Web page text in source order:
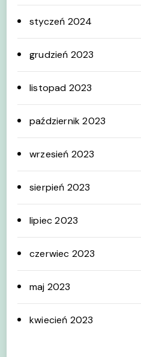
styczeń 2024
grudzień 2023
listopad 2023
październik 2023
wrzesień 2023
sierpień 2023
lipiec 2023
czerwiec 2023
maj 2023
kwiecień 2023